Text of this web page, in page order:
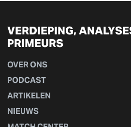
VERDIEPING,
PRIMEURS
OVER ONS
PODCAST
ARTIKELEN
NIEUWS